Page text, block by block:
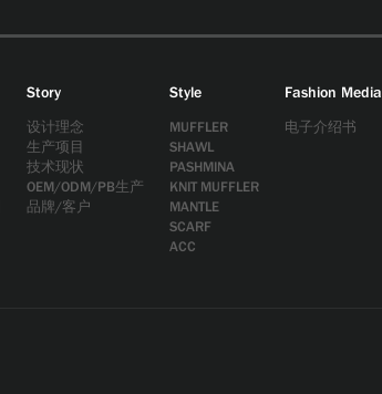
Story
设计理念
生产项目
技术现状
OEM/ODM/PB生产
品牌/客户
Style
MUFFLER
SHAWL
PASHMINA
KNIT MUFFLER
MANTLE
SCARF
ACC
Fashion Media
电子介绍书